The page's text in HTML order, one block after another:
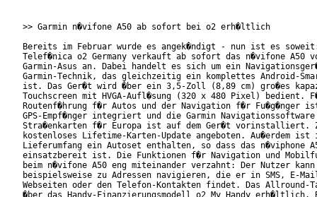
>> Garmin n�vifone A50 ab sofort bei o2 erh�ltlich
Bereits im Februar wurde es angek�ndigt - nun ist es
Telef�nica o2 Germany verkauft ab sofort das n�vifone A50
Garmin-Asus an. Dabei handelt es sich um ein
Garmin-Technik, das gleichzeitig ein komplettes Android-
ist. Das Ger�t wird �ber ein 3,5-Zoll (8,89 cm) gro�es
Touchscreen mit HVGA-Aufl�sung (320 x 480 Pixel) bedient.
Routenf�hrung f�r Autos und der Navigation f�r Fu�g�nger
GPS-Empf�nger integriert und die Garmin
Stra�enkarten f�r Europa ist auf dem Ger�t vorinstalliert.
kostenloses Lifetime-Karten-Update angeboten. Au�erdem ist
Lieferumfang ein Autoset enthalten, so dass das n�viphone
einsatzbereit ist. Die Funktionen f�r Navigation und
beim n�vifone A50 eng miteinander verzahnt: Der Nutzer kann
beispielsweise zu Adressen navigieren, die er in SMS, E-
Webseiten oder den Telefon-Kontakten findet. Das
�ber das Handy-Finanzierungsmodell o2 My Handy erh�ltlich.